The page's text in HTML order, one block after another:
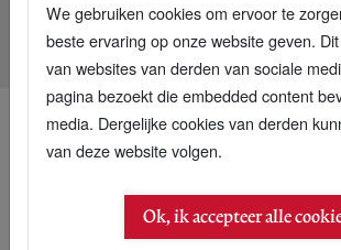
Nieuwsarchief
Countryster Willie Nelson verkoopt biodiesel
06 september 2005
Countryster
We gebruiken cookies om ervoor te
beste ervaring op onze website geven.
van websites van derden van sociale
pagina bezoekt die embedded content
media. Dergelijke cookies van derden
van deze website volgen.
Ok, ik accepteer alle